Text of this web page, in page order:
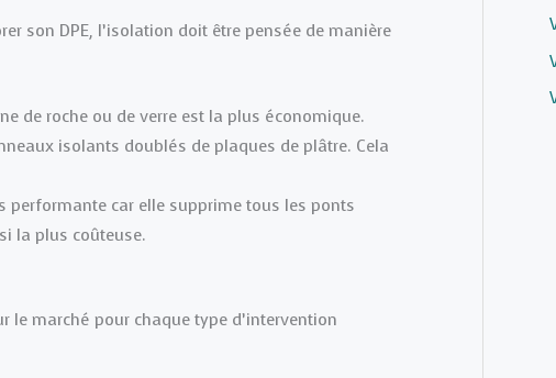
son DPE, l’isolation doit être pensée de manière
de roche ou de verre est la plus économique.
isolants doublés de plaques de plâtre. Cela
performante car elle supprime tous les ponts
la plus coûteuse.
marché pour chaque type d’intervention